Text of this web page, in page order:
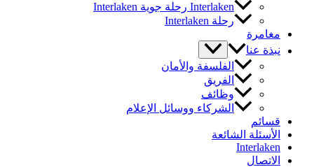
Interlaken رحلة جوية Interlaken
رحلة Interlaken
مغامرة
نبذة عنا
الفلسفة والأمان
الفريق
وظائف
الشركاء ووسائل الإعلام
قسائم
الأسئلة الشائعة
Interlaken
الاتصال